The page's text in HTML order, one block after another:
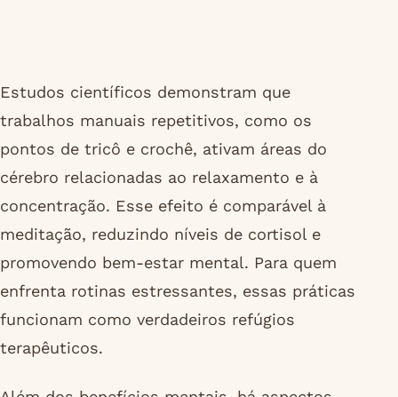
Estudos científicos demonstram que
trabalhos manuais repetitivos, como os
pontos de tricô e crochê, ativam áreas do
cérebro relacionadas ao relaxamento e à
concentração. Esse efeito é comparável à
meditação, reduzindo níveis de cortisol e
promovendo bem-estar mental. Para quem
enfrenta rotinas estressantes, essas práticas
funcionam como verdadeiros refúgios
terapêuticos.